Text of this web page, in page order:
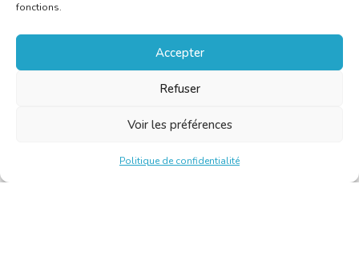
fonctions.
Accepter
Refuser
Voir les préférences
Politique de confidentialité